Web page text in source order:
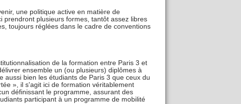
une politique active en matière de
prendront plusieurs formes, tantôt assez libres
toujours réglées dans le cadre de conventions
de la formation entre Paris 3 et
ensemble un (ou plusieurs) diplômes à
bien les étudiants de Paris 3 que ceux du
», il s'agit ici de formation véritablement
définissant le programme, assurant des
participant à un programme de mobilité